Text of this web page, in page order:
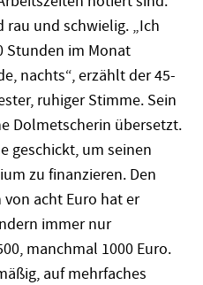
rau und schwielig. „Ich
Stunden im Monat
nachts“, erzählt der 45-
ruhiger Stimme. Sein
Dolmetscherin übersetzt.
geschickt, um seinen
zu finanzieren. Den
acht Euro hat er
immer nur
manchmal 1000 Euro.
auf mehrfaches